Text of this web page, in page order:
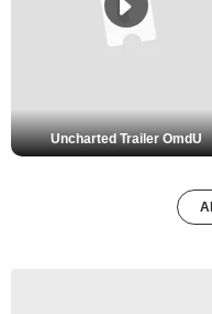
Uncharted Trailer OmdU